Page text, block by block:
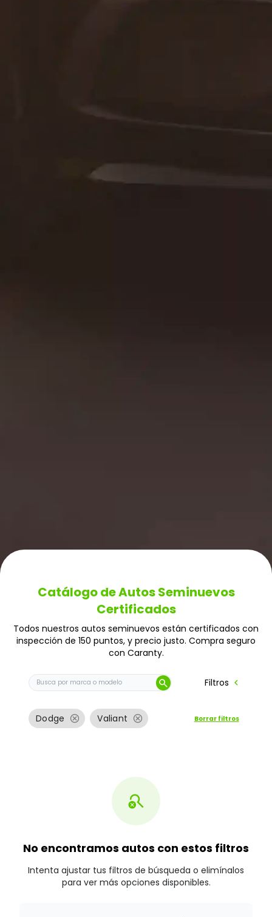
Catálogo de Autos Seminuevos
Certificados
Todos nuestros autos seminuevos están certificados con
inspección de 150 puntos, y precio justo. Compra seguro
con Caranty.
Buscar auto por marca o modelo
search Filtros chevron_left
Dodge cancel Valiant cancel Borrar filtros
search_off
No encontramos autos con estos filtros
Intenta ajustar tus filtros de búsqueda o elimínalos
para ver más opciones disponibles.